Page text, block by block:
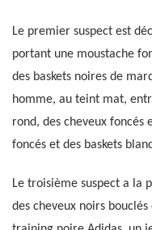
Le premier suspect est
portant une moustache
des baskets noires de
homme, au teint mat,
rond, des cheveux
foncés et des baskets
Le troisième suspect a la
des cheveux noirs